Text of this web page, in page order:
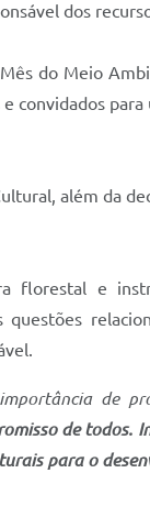
dos
do Meio
convidados
além da
florestal e
de
de todos.
para o